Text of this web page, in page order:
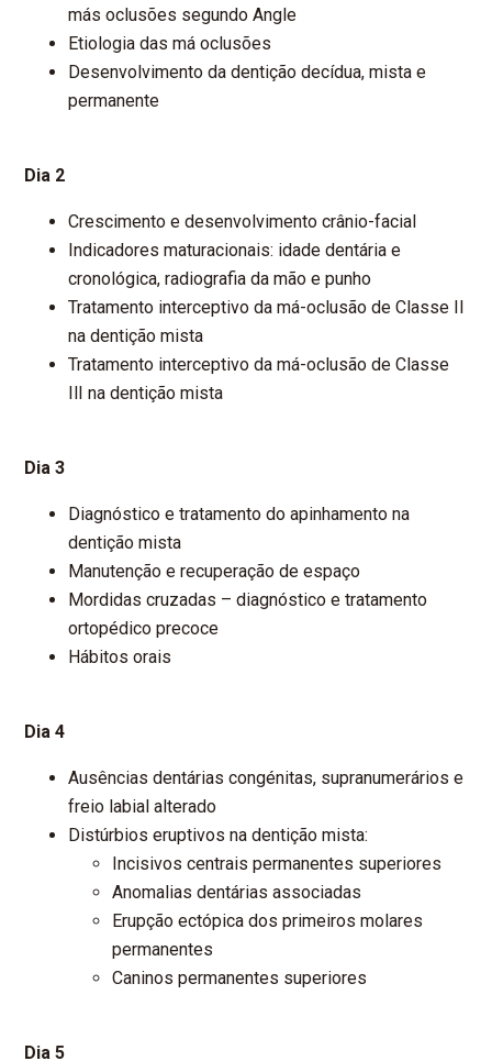
más oclusões segundo Angle
Etiologia das má oclusões
Desenvolvimento da dentição decídua, mista e
permanente
Dia 2
Crescimento e desenvolvimento crânio-facial
Indicadores maturacionais: idade dentária e
cronológica, radiografia da mão e punho
Tratamento interceptivo da má-oclusão de Classe Il
na dentição mista
Tratamento interceptivo da má-oclusão de Classe
IlI na dentição mista
Dia 3
Diagnóstico e tratamento do apinhamento na
dentição mista
Manutenção e recuperação de espaço
Mordidas cruzadas – diagnóstico e tratamento
ortopédico precoce
Hábitos orais
Dia 4
Ausências dentárias congénitas, supranumerários e
freio labial alterado
Distúrbios eruptivos na dentição mista:
Incisivos centrais permanentes superiores
Anomalias dentárias associadas
Erupção ectópica dos primeiros molares
permanentes
Caninos permanentes superiores
Dia 5